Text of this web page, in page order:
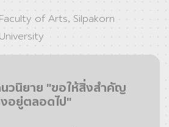
Faculty of Arts, Silpakorn
University
วนิยาย "ขอให้สิ่งสำคัญ
อยู่ตลอดไป"